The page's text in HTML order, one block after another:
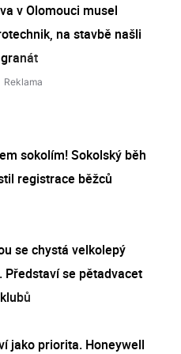
v Olomouci musel
na stavbě našli
sokolím! Sokolský běh
registrace běžců
se chystá velkolepý
Představí se pětadvacet
jako priorita. Honeywell